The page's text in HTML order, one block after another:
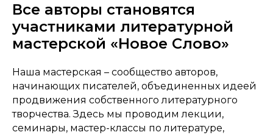
Все авторы становятся
участниками литературной
мастерской «Новое Слово»
Наша мастерская – сообщество авторов,
начинающих писателей, объединенных идеей
продвижения собственного литературного
творчества. Здесь мы проводим лекции,
семинары, мастер-классы по литературе,